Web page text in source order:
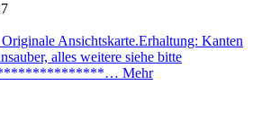
Originale Ansichtskarte.Erhaltung: Kanten
alles weitere siehe bitte
Mehr